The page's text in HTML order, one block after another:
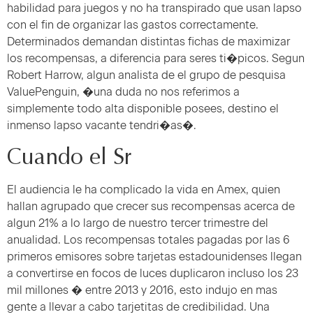
habilidad para juegos y no ha transpirado que usan lapso
con el fin de organizar las gastos correctamente.
Determinados demandan distintas fichas de maximizar
los recompensas, a diferencia para seres ti�picos. Segun
Robert Harrow, algun analista de el grupo de pesquisa
ValuePenguin, �una duda no nos referimos a
simplemente todo alta disponible posees, destino el
inmenso lapso vacante tendri�as�.
Cuando el Sr
El audiencia le ha complicado la vida en Amex, quien
hallan agrupado que crecer sus recompensas acerca de
algun 21% a lo largo de nuestro tercer trimestre del
anualidad. Los recompensas totales pagadas por las 6
primeros emisores sobre tarjetas estadounidenses llegan
a convertirse en focos de luces duplicaron incluso los 23
mil millones � entre 2013 y 2016, esto indujo en mas
gente a llevar a cabo tarjetitas de credibilidad. Una